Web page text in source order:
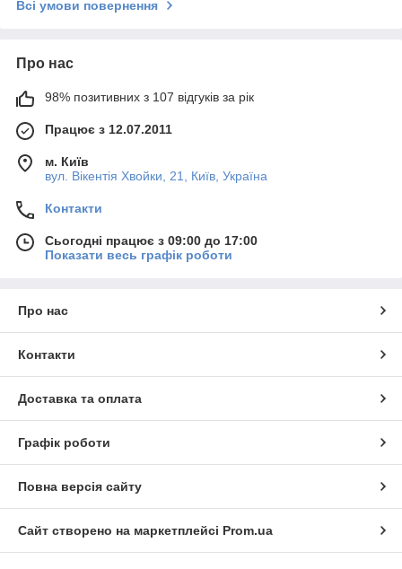
Всі умови повернення
Про нас
98% позитивних з 107 відгуків за рік
Працює з 12.07.2011
м. Київ
вул. Вікентія Хвойки, 21, Київ, Україна
Контакти
Сьогодні працює з 09:00 до 17:00
Показати весь графік роботи
Про нас
Контакти
Доставка та оплата
Графік роботи
Повна версія сайту
Сайт створено на маркетплейсі Prom.ua